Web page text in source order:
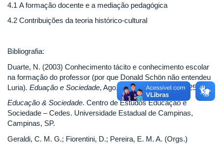
4.1 A formação docente e a mediação pedagógica
4.2 Contribuições da teoria histórico-cultural
Bibliografia:
Duarte, N. (2003) Conhecimento tácito e conhecimento escolar
na formação do professor (por que Donald Schön não entendeu
Luria). Eduação e Sociedade, Ago, vol.24, no.83, p.601-625.
Educação & Sociedade. Centro de Estudos Educação e
Sociedade – Cedes. Universidade Estadual de Campinas,
Campinas, SP.
Geraldi, C. M. G.; Fiorentini, D.; Pereira, E. M. A. (Orgs.)